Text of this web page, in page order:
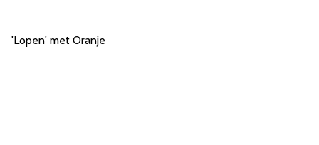
'Lopen' met Oranje